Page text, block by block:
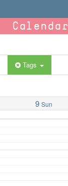
Calendar
Tags
9 Sun